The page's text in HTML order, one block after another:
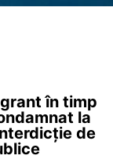
în timp
la
de